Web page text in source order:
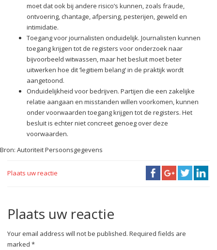
moet dat ook bij andere risico’s kunnen, zoals fraude,
ontvoering, chantage, afpersing, pesterijen, geweld en
intimidatie.
Toegang voor journalisten onduidelijk. Journalisten kunnen
toegang krijgen tot de registers voor onderzoek naar
bijvoorbeeld witwassen, maar het besluit moet beter
uitwerken hoe dit ‘legitiem belang’ in de praktijk wordt
aangetoond.
Onduidelijkheid voor bedrijven. Partijen die een zakelijke
relatie aangaan en misstanden willen voorkomen, kunnen
onder voorwaarden toegang krijgen tot de registers. Het
besluit is echter niet concreet genoeg over deze
voorwaarden.
Bron: Autoriteit Persoonsgegevens
Plaats uw reactie
Plaats uw reactie
Your email address will not be published. Required fields are
marked *